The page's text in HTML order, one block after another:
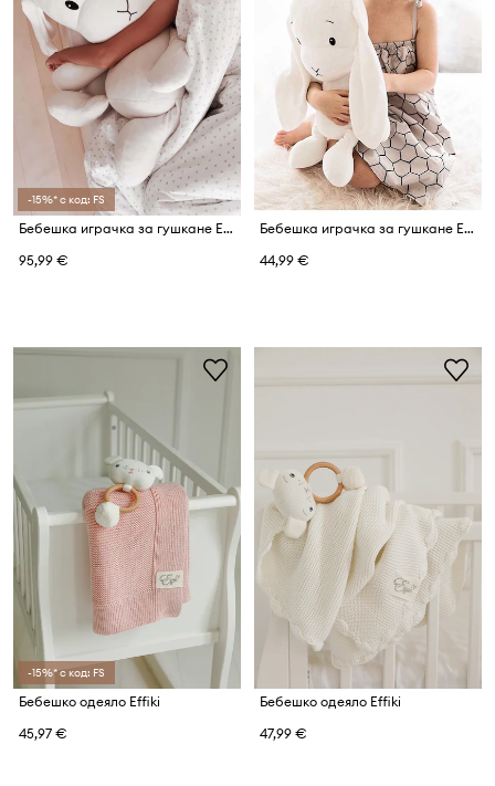
-15%* с код: FS
Бебешка играчка за гушкане Effiki
95,99 €
Бебешка играчка за гушкане Effiki
44,99 €
-15%* с код: FS
Бебешко одеяло Effiki
45,97 €
Бебешко одеяло Effiki
47,99 €